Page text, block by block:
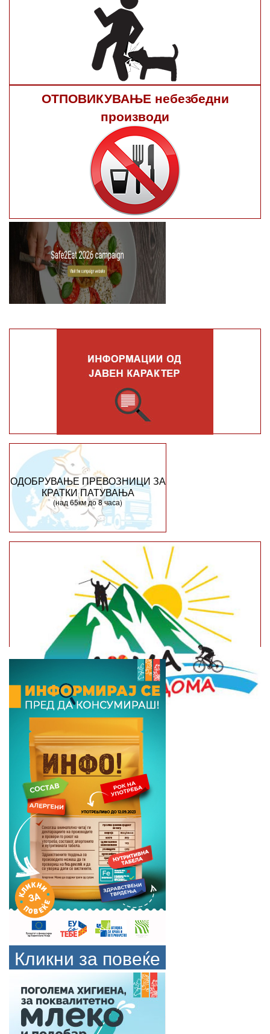
ОТПОВИКУВАЊЕ небезбедни
производи
ОДОБРУВАЊЕ ПРЕВОЗНИЦИ ЗА
КРАТКИ ПАТУВАЊА
(над 65км до 8 часа)
Кликни за повеќе